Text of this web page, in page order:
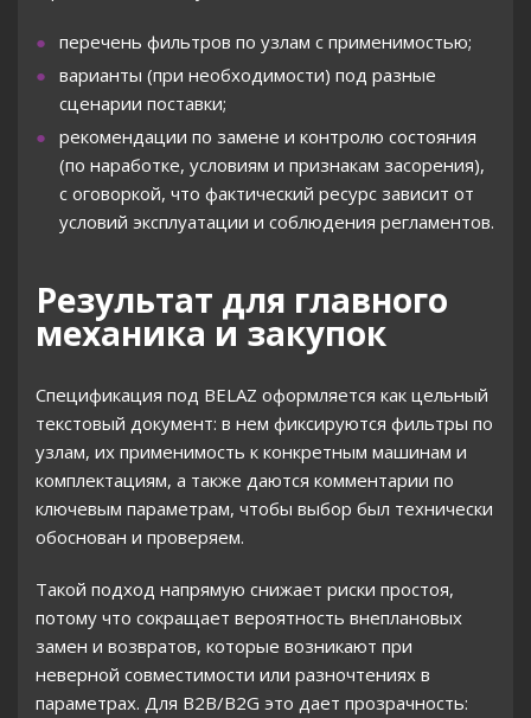
перечень фильтров по узлам с применимостью;
варианты (при необходимости) под разные
сценарии поставки;
рекомендации по замене и контролю состояния
(по наработке, условиям и признакам засорения),
с оговоркой, что фактический ресурс зависит от
условий эксплуатации и соблюдения регламентов.
Результат для главного
механика и закупок
Спецификация под BELAZ оформляется как цельный
текстовый документ: в нем фиксируются фильтры по
узлам, их применимость к конкретным машинам и
комплектациям, а также даются комментарии по
ключевым параметрам, чтобы выбор был технически
обоснован и проверяем.
Такой подход напрямую снижает риски простоя,
потому что сокращает вероятность внеплановых
замен и возвратов, которые возникают при
неверной совместимости или разночтениях в
параметрах. Для B2B/B2G это дает прозрачность: